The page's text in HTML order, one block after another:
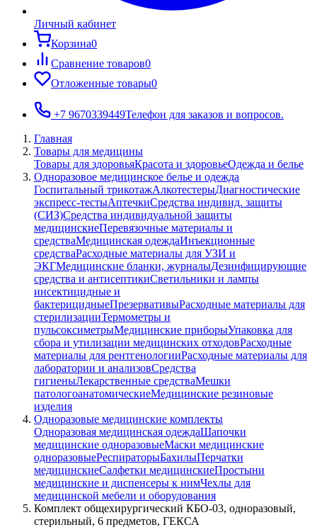
Личный кабинет
Корзина0
Сравнение товаров0
Отложенные товары0
+7 9670339449Телефон для заказов и вопросов.
Главная
Товары для медицины
Товары для здоровьяКрасота и здоровьеОдежда и белье
Одноразовое медицинское белье и одежда
Госпитальный трикотажАлкотестерыДиагностические
экспресс-тестыАптечкиСредства индивид. защиты
(СИЗ)Средства индивидуальной защиты
медицинскиеПеревязочные материалы и
средстваМедицинская одеждаИнъекционные
средстваРасходные материалы для УЗИ и
ЭКГМедицинские бланки, журналыДезинфицирующие
средства и антисептикиСветильники и лампы
инсектицидные и
бактерицидныеПрезервативыРасходные материалы для
стерилизацииТермометры и
пульсоксиметрыМедицинские приборыУпаковка для
сбора и утилизации медицинских отходовРасходные
материалы для рентгенологииРасходные материалы для
лаборатории и анализовСредства
гигиеныЛекарственные средстваМешки
патологоанатомическиеМедицинские резиновые
изделия
Одноразовые медицинские комплекты
Одноразовая медицинская одеждаШапочки
медицинские одноразовыеМаски медицинские
одноразовыеРеспираторыБахилыПерчатки
медицинскиеСалфетки медицинскиеПростыни
медицинские и диспенсеры к нимЧехлы для
медицинской мебели и оборудования
Комплект общехирургический КБО-03, одноразовый,
стерильный, 6 предметов, ГЕКСА